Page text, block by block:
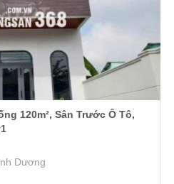
120m², Sân Trước Ô Tô,
Dương